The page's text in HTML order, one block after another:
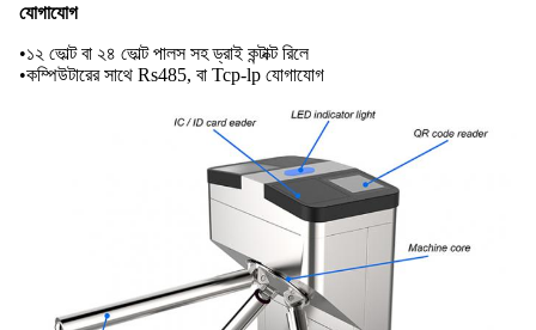
যোগাযোগ
•১২ ভোল্ট বা ২৪ ভোল্ট পালস সহ ড্রাই কন্টাক্ট রিলে
•কম্পিউটারের সাথে Rs485, বা Tcp-lp যোগাযোগ